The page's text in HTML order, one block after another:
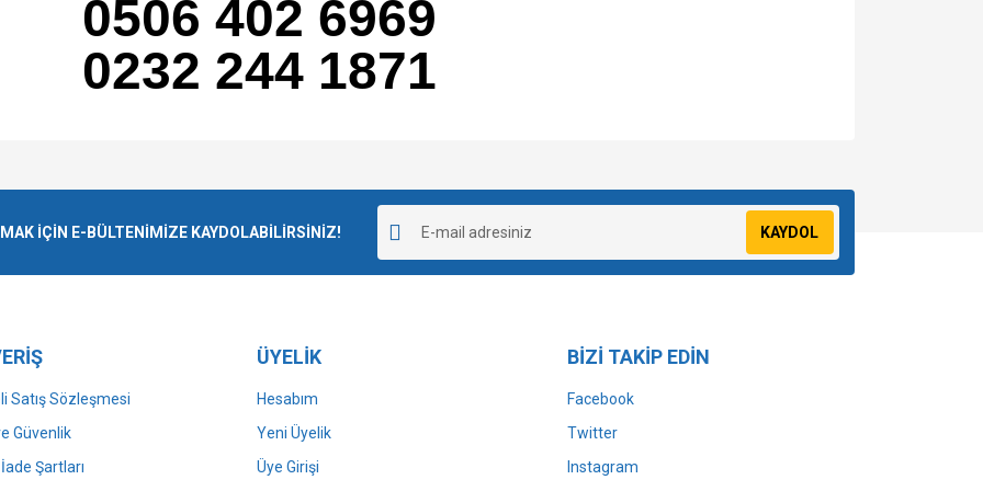
0506 402 6969
0232 244 1871
İÇİN E-BÜLTENİMİZE KAYDOLABİLİRSİNİZ! KAYDOL
Satış Sözleşmesi
Güvenlik
Şartları
ÜYELİK
Hesabım
Yeni Üyelik
Üye Girişi
BİZİ TAKİP EDİN
Facebook
Twitter
Instagram